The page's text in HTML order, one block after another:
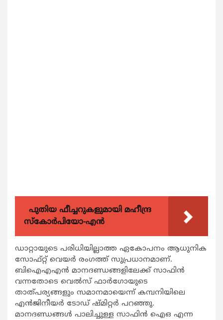
പുതിയ ഫീച്ചറുകളുമായി മഹീന്ദ്ര
സ്കോർപിയോ-എൻ
ഡാറ്റായുടെ പരിധിയില്ലാത്ത ഏകോപനം ആധുനിക
സോഫ്റ്റ് വെയര്‍ രംഗത്ത് സുപ്രധാനമാണ്.
ബിഐഎഎന്‍ മാനദണ്ഡങ്ങളിലേക്ക് സാഫിന്‍
വന്നതോടെ വെല്‍സ് ഫാര്‍ഗോയുടെ
താത്പര്യങ്ങളും സമാനമായെന്ന് കമ്പനിയിലെ
എന്‍ജിനീയര്‍ ടോഡ് ഷ്മിറ്റര്‍ പറഞ്ഞു.
മാനദണ്ഡങ്ങള്‍ പാലിച്ചുള്ള സാഫിന്‍ ഐഒ എന്ന